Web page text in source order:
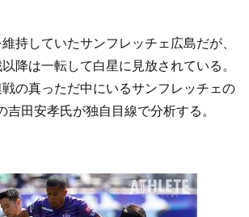
持していたサンフレッチェ広島だが、
降は一転して白星に見放されている。
の真っただ中にいるサンフレッチェの
吉田安孝氏が独自目線で分析する。